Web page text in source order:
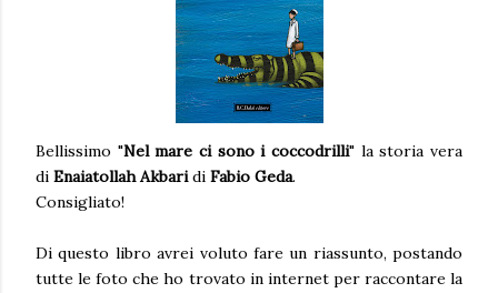
Bellissimo "Nel mare ci sono i coccodrilli" la storia vera
di Enaiatollah Akbaridi Fabio Geda.
Consigliato!
Di questo libro avrei voluto fare un riassunto, postando
tutte le foto che ho trovato in internet per raccontare la